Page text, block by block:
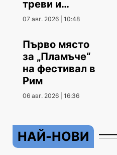
треви и
храсти
07 авг. 2026 | 10:48
Първо място
за „Пламъче“
на фестивал в
Рим
06 авг. 2026 | 16:36
НАЙ-НОВИ